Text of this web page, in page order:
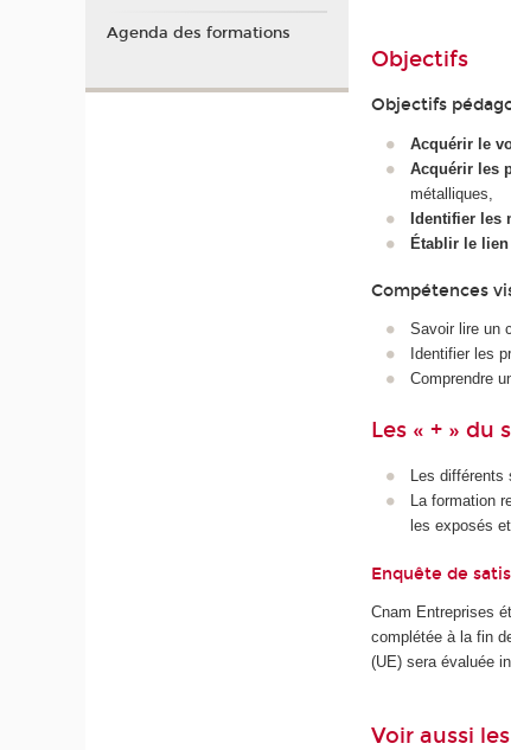
Objectifs
Objectifs
Acquérir le
Acquérir les
métalliques,
Identifier les
Établir le
Compétences
Savoir lire un
Identifier les
Comprendre
Les « + » du
Les différents
La formation
les exposés
Enquête de
Cnam Entreprises
complétée à la fin
(UE) sera évaluée
Voir aussi
Agenda des formations